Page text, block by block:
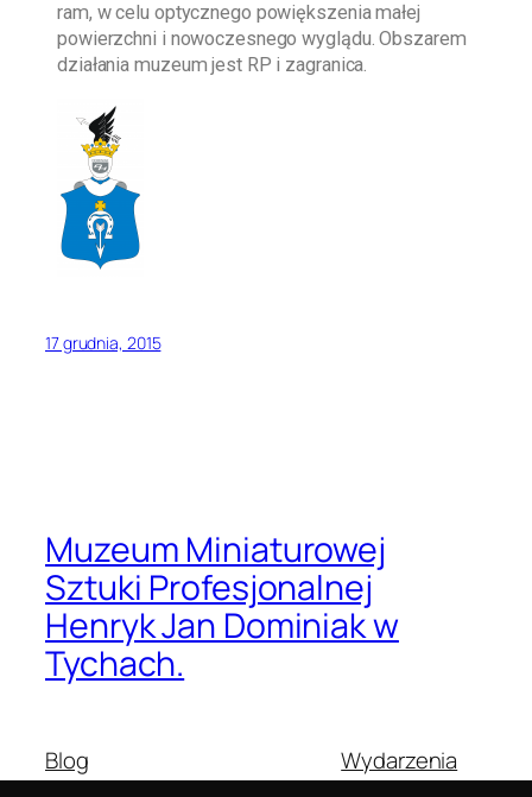
ram, w celu optycznego powiększenia małej
powierzchni i nowoczesnego wyglądu. Obszarem
działania muzeum jest RP i zagranica.
17 grudnia, 2015
Muzeum Miniaturowej
Sztuki Profesjonalnej
Henryk Jan Dominiak w
Tychach.
Blog
O nas
Wydarzenia
Sklep